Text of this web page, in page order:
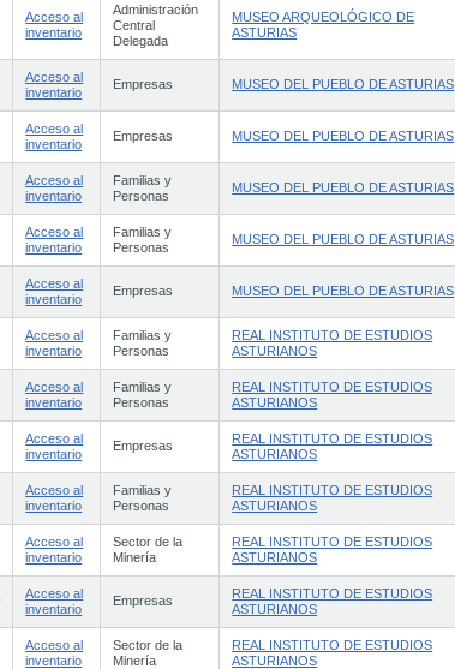
Acceso al
inventario
Administración
Central
Delegada
MUSEO ARQUEOLÓGICO DE
ASTURIAS
Acceso al
inventario
Empresas MUSEO DEL PUEBLO DE ASTURIAS
Acceso al
inventario
Empresas MUSEO DEL PUEBLO DE ASTURIAS
Acceso al
inventario
Familias y
Personas
MUSEO DEL PUEBLO DE ASTURIAS
Acceso al
inventario
Familias y
Personas
MUSEO DEL PUEBLO DE ASTURIAS
Acceso al
inventario
Empresas MUSEO DEL PUEBLO DE ASTURIAS
Acceso al
inventario
Familias y
Personas
REAL INSTITUTO DE ESTUDIOS
ASTURIANOS
Acceso al
inventario
Familias y
Personas
REAL INSTITUTO DE ESTUDIOS
ASTURIANOS
Acceso al
inventario
Empresas
REAL INSTITUTO DE ESTUDIOS
ASTURIANOS
Acceso al
inventario
Familias y
Personas
REAL INSTITUTO DE ESTUDIOS
ASTURIANOS
Acceso al
inventario
Sector de la
Minería
REAL INSTITUTO DE ESTUDIOS
ASTURIANOS
Acceso al
inventario
Empresas
REAL INSTITUTO DE ESTUDIOS
ASTURIANOS
Acceso al
inventario
Sector de la
Minería
REAL INSTITUTO DE ESTUDIOS
ASTURIANOS